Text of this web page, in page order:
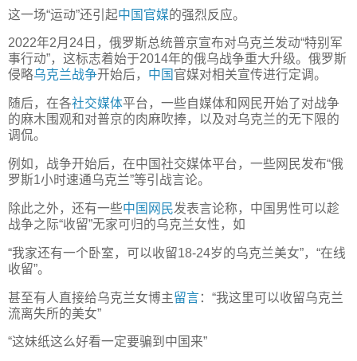
这一场“运动”还引起中国官媒的强烈反应。
2022年2月24日，俄罗斯总统普京宣布对乌克兰发动“特别军
事行动”，这标志着始于2014年的俄乌战争重大升级。俄罗斯
侵略乌克兰战争开始后， 中国 官媒对相关宣传进行定调。
随后，在各社交媒体平台，一些自媒体和网民开始了对战争
的麻木围观和对普京的肉麻吹捧，以及对乌克兰的无下限的
调侃。
例如，战争开始后，在中国社交媒体平台，一些网民发布“俄
罗斯1小时速通乌克兰”等引战言论。
除此之外，还有一些中国网民发表言论称，中国男性可以趁
战争之际“收留”无家可归的乌克兰女性，如
“我家还有一个卧室，可以收留18-24岁的乌克兰美女”，“在线
收留”。
甚至有人直接给乌克兰女博主留言 ：“我这里可以收留乌克兰
流离失所的美女”
“这妹纸这么好看一定要骗到中国来”